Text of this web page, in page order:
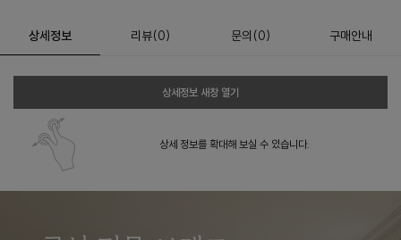
상세정보 리뷰(0) 문의 (0) 구매안내
상세정보 새창 열기
상세 정보를 확대해 보실 수 있습니다.